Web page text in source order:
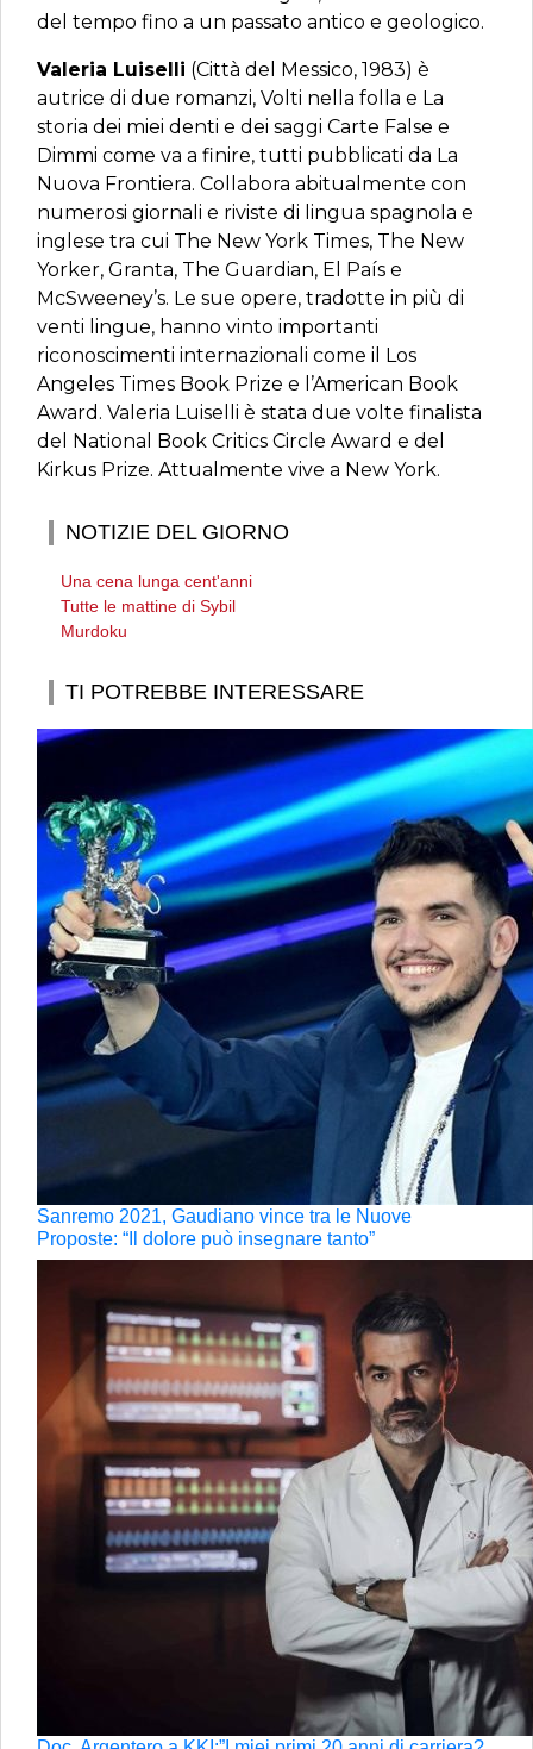
del tempo fino a un passato antico e geologico.
Valeria Luiselli (Città del Messico, 1983) è
autrice di due romanzi, Volti nella folla e La
storia dei miei denti e dei saggi Carte False e
Dimmi come va a finire, tutti pubblicati da La
Nuova Frontiera. Collabora abitualmente con
numerosi giornali e riviste di lingua spagnola e
inglese tra cui The New York Times, The New
Yorker, Granta, The Guardian, El País e
McSweeney’s. Le sue opere, tradotte in più di
venti lingue, hanno vinto importanti
riconoscimenti internazionali come il Los
Angeles Times Book Prize e l’American Book
Award. Valeria Luiselli è stata due volte finalista
del National Book Critics Circle Award e del
Kirkus Prize. Attualmente vive a New York.
NOTIZIE DEL GIORNO
Una cena lunga cent'anni
Tutte le mattine di Sybil
Murdoku
TI POTREBBE INTERESSARE
Sanremo 2021, Gaudiano vince tra le Nuove
Proposte: “Il dolore può insegnare tanto”